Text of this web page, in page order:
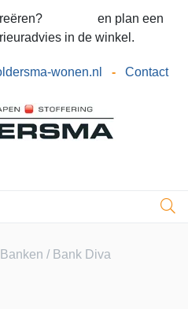
en plan een
in de winkel.
wonen.nl - Contact
Banken / Bank Diva